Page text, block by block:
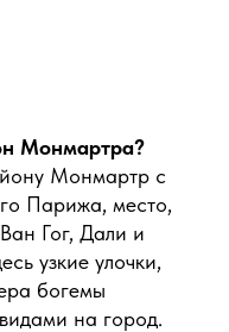
Монмартра?
Монмартр с
Парижа, место,
Гог, Дали и
узкие улочки,
богемы
на город.